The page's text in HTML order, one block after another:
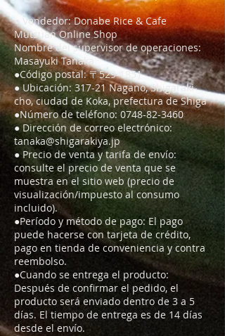
● Vendedor: Donabe Rice & Cafe
Mutsuan Online Shop
Nombre del supervisor de operaciones:
Masayuki Tanaka
●Código postal: 〒529-1851
● Ubicación: 317-21 Nagano, Shigaraki-
cho, ciudad de Koka, prefectura de Shiga
●Número de teléfono:0748-82-3460
● Dirección de correo electrónico:
tanaka@shigarakiya.jp
● Precio de venta y tarifa de envío:
consulte el precio de venta que se
muestra en el sitio web (precio de
visualización/impuesto al consumo
incluido).
●Período y método de pago: El pago
puede hacerse con tarjeta de crédito,
pago en tienda de conveniencia y contra
reembolso.
●Cuando se entrega el producto:
Después de confirmar el pedido, el
producto será enviado dentro de 3 a 5
días. El tiempo de entrega es de 14 días
desde el envío.